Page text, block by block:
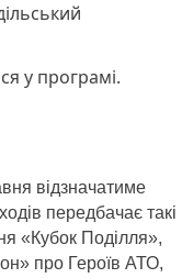
у програмі.
відзначатиме
передбачає такі
«Кубок Поділля»,
про Героїв АТО,